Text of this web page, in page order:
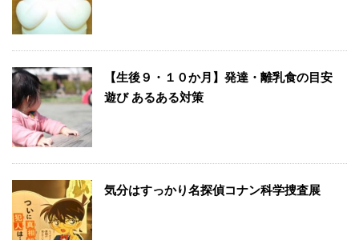
【生後９・１０か月】発達・離乳食の目安
遊び あるある対策
気分はすっかり名探偵コナン科学捜査展